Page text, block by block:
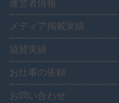
運営者情報
メディア掲載実績
協賛実績
お仕事の依頼
お問い合わせ